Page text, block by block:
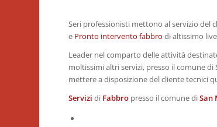
Seri professionisti mettono al servizio del
e Pronto intervento fabbro di altissimo
Leader nel comparto delle attività
moltissimi altri servizi, presso il comune di
mettere a disposizione del cliente tecnici
Servizi di Fabbro presso il comune diSan